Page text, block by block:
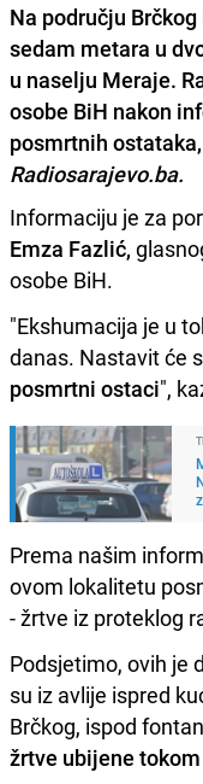
Na području
sedam metara u
u naselju Meraje.
osobe BiH nakon
posmrtnih
Radiosarajevo.ba.
Informaciju je za
Emza Fazlić,
osobe BiH.
"Ekshumacija je u
danas. Nastavit će
posmrtni ostaci",
Prema našim
ovom lokalitetu
- žrtve iz proteklog
Podsjetimo, ovih je
su iz avlije ispred
Brčkog, ispod
žrtve ubijene